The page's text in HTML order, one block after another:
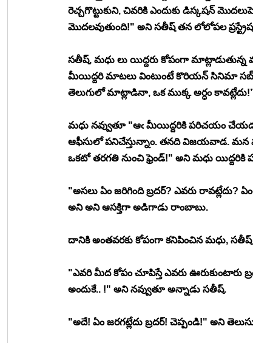
రెచ్చగొట్టుకుని, చివరికి ఎందుకు డిస్కషన్
మొదలవుతుంది!" అని సతీష్ తన లోలోపల
సతీష్, మధు లు యిద్దరు కోపంగా మాట్లాడుతున్న
మీయిద్దరి మాటలు వింటుంటే కొరియన్ సినిమా సబ్
తెలుగులో మాట్లాడినా, ఒక ముక్క అర్ధం
మధు నవ్వుతూ "ఆఁ మీయిద్దరికి పరిచయం
ఆఫీసులో పనిచేస్తున్నాం. తనది విజయవాడ. మన
ఒకటో తరగతి నుంచి ఫ్రెండ్!" అని మధు
"అసలు ఏం జరిగింది బ్రదర్? ఎవరు
అని అని ఆసక్తిగా అడిగాడు రాంబాబు.
దానికి అంతవరకు కోపంగా కనిపించిన మధు, సతీష్
"ఎవరి మీద కోపం చూపిస్తే ఎవరు ఊరుకుంటారు
అందుకే.. !" అని నవ్వుతూ అన్నాడు సతీష్.
"అదే! ఏం జరగట్లేదు బ్రదర్! చెప్పండి!" అని